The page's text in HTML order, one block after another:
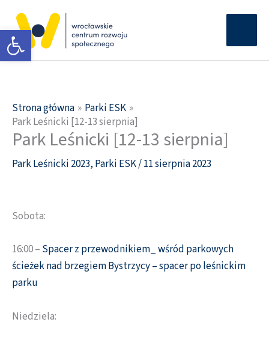
Otwórz pasek narzędzi
treści
Strona główna
Parki ESK
Park Leśnicki [12-13 sierpnia]
Park Leśnicki [12-13 sierpnia]
Park Leśnicki 2023, Parki ESK/11 sierpnia 2023
Sobota:
16:00 – Spacer z przewodnikiem_ wśród parkowych
ścieżek nad brzegiem Bystrzycy – spacer po leśnickim
parku
Niedziela: